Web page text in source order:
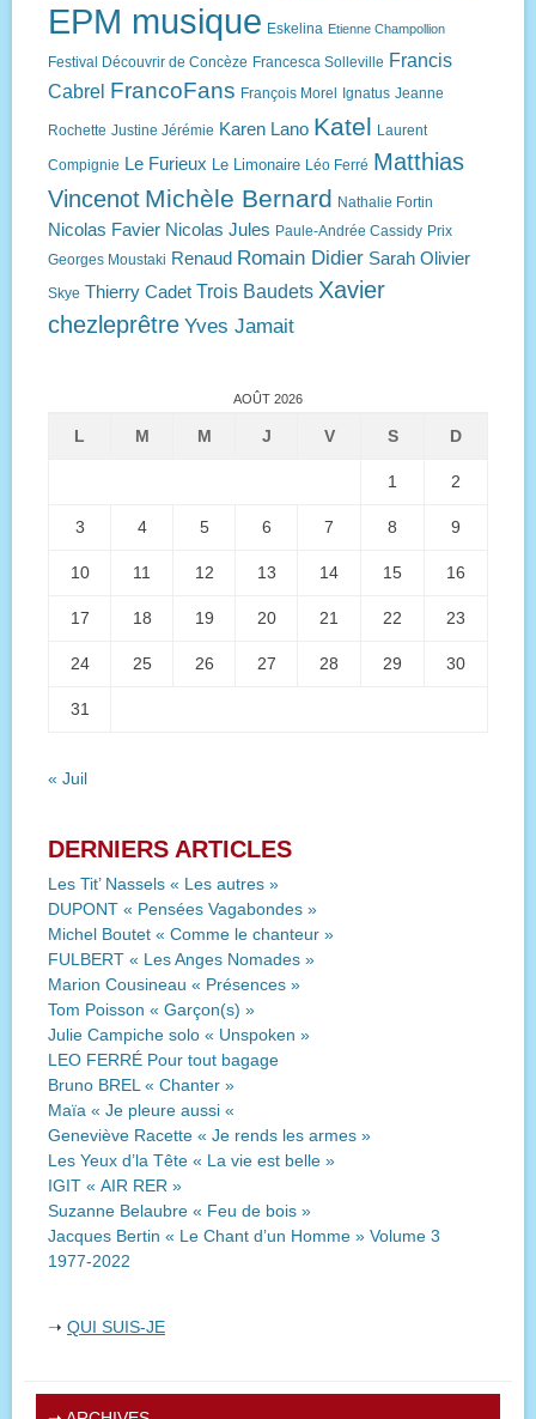
EPM musique Eskelina Etienne Champollion
Festival Découvrir de Concèze Francesca Solleville Francis
Cabrel FrancoFans François Morel Ignatus Jeanne
Rochette Justine Jérémie Karen Lano Katel Laurent
Compignie Le Furieux Le Limonaire Léo Ferré Matthias
Vincenot Michèle Bernard Nathalie Fortin
Nicolas Favier Nicolas Jules Paule-Andrée Cassidy Prix
Georges Moustaki Renaud Romain Didier Sarah Olivier
Skye Thierry Cadet Trois Baudets Xavier
chezleprêtre Yves Jamait
AOÛT 2026
L M M J V S D
1 2
3 4 5 6 7 8 9
10 11 12 13 14 15 16
17 18 19 20 21 22 23
24 25 26 27 28 29 30
31
« Juil
DERNIERS ARTICLES
Les Tit’ Nassels « Les autres »
DUPONT « Pensées Vagabondes »
Michel Boutet « Comme le chanteur »
FULBERT « Les Anges Nomades »
Marion Cousineau « Présences »
Tom Poisson « Garçon(s) »
Julie Campiche solo « Unspoken »
LEO FERRÉ Pour tout bagage
Bruno BREL « Chanter »
Maïa « Je pleure aussi «
Geneviève Racette « Je rends les armes »
Les Yeux d’la Tête « La vie est belle »
IGIT « AIR RER »
Suzanne Belaubre « Feu de bois »
Jacques Bertin « Le Chant d’un Homme » Volume 3
1977-2022
➝ QUI SUIS-JE